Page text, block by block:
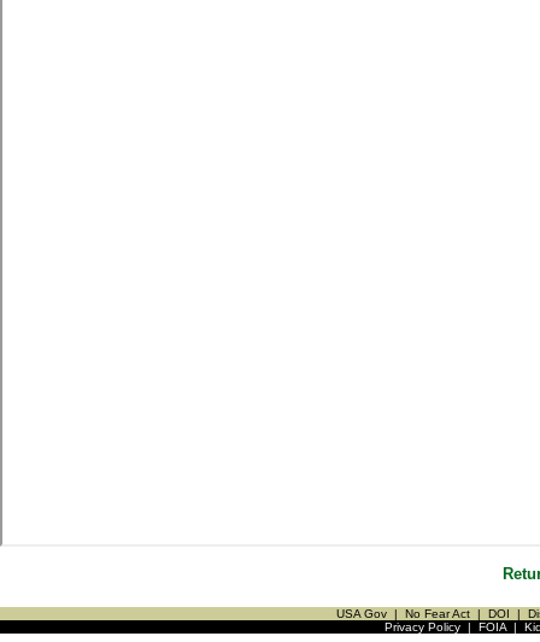
USA Gov | No Fear Act | DOI |
Privacy Policy| FOIA|